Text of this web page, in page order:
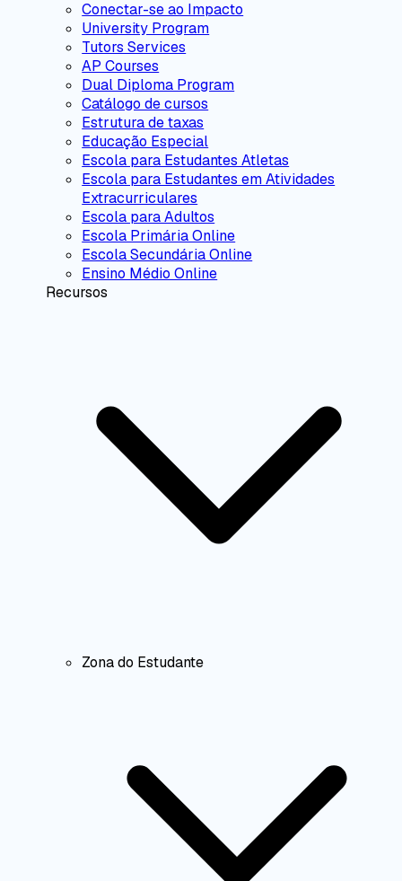
Conectar-se ao Impacto
University Program
Tutors Services
AP Courses
Dual Diploma Program
Catálogo de cursos
Estrutura de taxas
Educação Especial
Escola para Estudantes Atletas
Escola para Estudantes em Atividades
Extracurriculares
Escola para Adultos
Escola Primária Online
Escola Secundária Online
Ensino Médio Online
Recursos
Zona do Estudante